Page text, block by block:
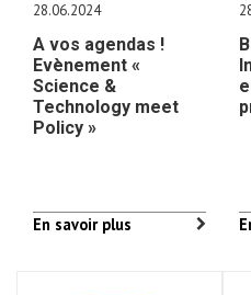
28.06.2024
A vos agendas !
Evènement «
Science &
Technology meet
Policy »
En savoir plus